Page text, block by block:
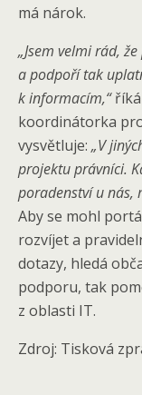
má nárok.
„Jsem velmi rád,
a podpoří tak
k informacím,“říká
koordinátorka
vysvětluje: „V
projektu právníci.
poradenství u nás,
Aby se mohl
rozvíjet a
dotazy, hledá
podporu, tak
z oblasti IT.
Zdroj: Tisková